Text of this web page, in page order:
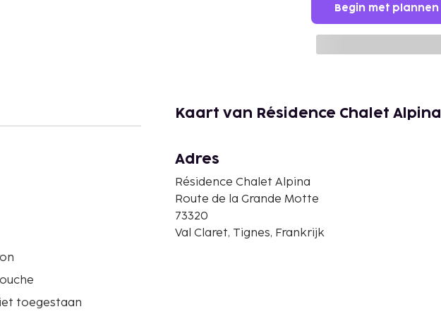
Begin met plannen
toegestaan
Kaart van Résidence Chalet Alpina
Adres
Résidence Chalet Alpina
Route de la Grande Motte
73320
Val Claret, Tignes, Frankrijk